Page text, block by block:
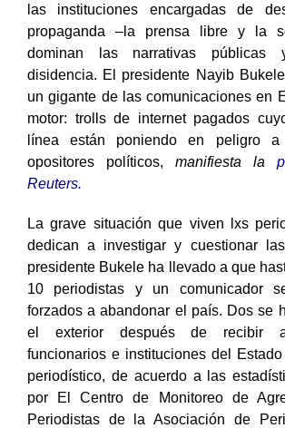
las instituciones encargadas de
propaganda –la prensa libre y la
dominan las narrativas públicas
disidencia. El presidente Nayib
un gigante de las comunicaciones en
motor: trolls de internet pagados
línea están poniendo en peligro a
opositores políticos, manifiesta la
Reuters.
La grave situación que viven lxs
dedican a investigar y cuestionar
presidente Bukele ha llevado a que
10 periodistas y un comunicador
forzados a abandonar el país. Dos se
el exterior después de recibir
funcionarios e instituciones del
periodístico, de acuerdo a las
por El Centro de Monitoreo de
Periodistas de la Asociación de